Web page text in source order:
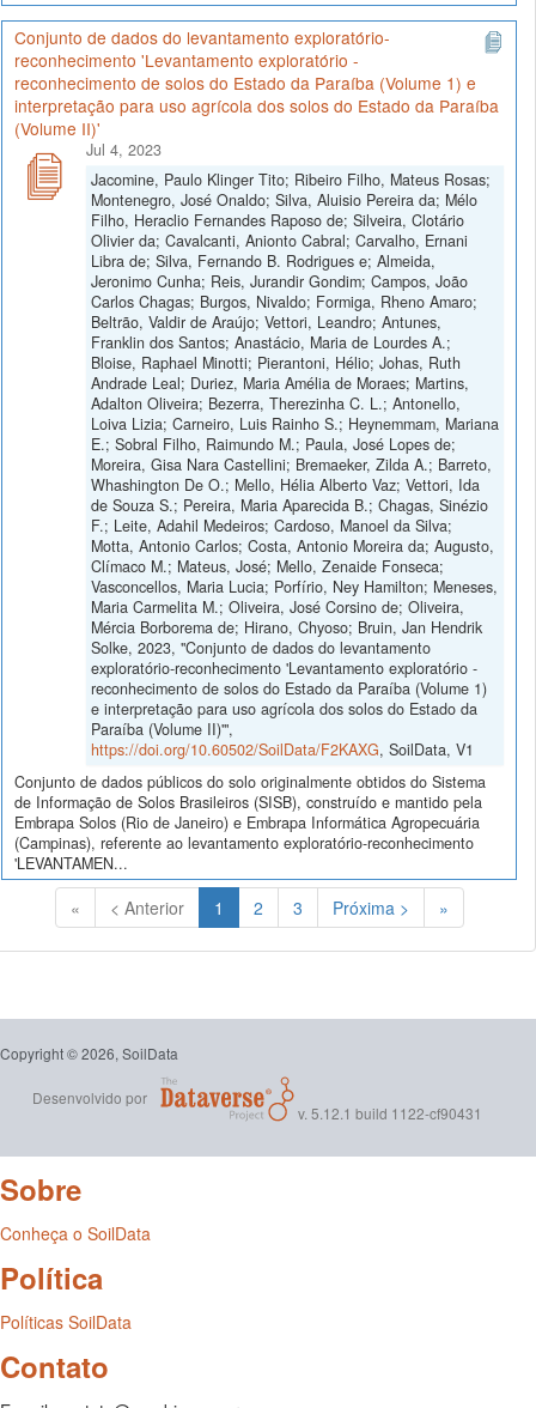
Conjunto de dados do levantamento exploratório-
reconhecimento 'Levantamento exploratório -
reconhecimento de solos do Estado da Paraíba (Volume 1) e
interpretação para uso agrícola dos solos do Estado da Paraíba
(Volume II)'
Jul 4, 2023
Jacomine, Paulo Klinger Tito; Ribeiro Filho, Mateus Rosas;
Montenegro, José Onaldo; Silva, Aluisio Pereira da; Mélo
Filho, Heraclio Fernandes Raposo de; Silveira, Clotário
Olivier da; Cavalcanti, Anionto Cabral; Carvalho, Ernani
Libra de; Silva, Fernando B. Rodrigues e; Almeida,
Jeronimo Cunha; Reis, Jurandir Gondim; Campos, João
Carlos Chagas; Burgos, Nivaldo; Formiga, Rheno Amaro;
Beltrão, Valdir de Araújo; Vettori, Leandro; Antunes,
Franklin dos Santos; Anastácio, Maria de Lourdes A.;
Bloise, Raphael Minotti; Pierantoni, Hélio; Johas, Ruth
Andrade Leal; Duriez, Maria Amélia de Moraes; Martins,
Adalton Oliveira; Bezerra, Therezinha C. L.; Antonello,
Loiva Lizia; Carneiro, Luis Rainho S.; Heynemmam, Mariana
E.; Sobral Filho, Raimundo M.; Paula, José Lopes de;
Moreira, Gisa Nara Castellini; Bremaeker, Zilda A.; Barreto,
Whashington De O.; Mello, Hélia Alberto Vaz; Vettori, Ida
de Souza S.; Pereira, Maria Aparecida B.; Chagas, Sinézio
F.; Leite, Adahil Medeiros; Cardoso, Manoel da Silva;
Motta, Antonio Carlos; Costa, Antonio Moreira da; Augusto,
Clímaco M.; Mateus, José; Mello, Zenaide Fonseca;
Vasconcellos, Maria Lucia; Porfírio, Ney Hamilton; Meneses,
Maria Carmelita M.; Oliveira, José Corsino de; Oliveira,
Mércia Borborema de; Hirano, Chyoso; Bruin, Jan Hendrik
Solke, 2023, "Conjunto de dados do levantamento
exploratório-reconhecimento 'Levantamento exploratório -
reconhecimento de solos do Estado da Paraíba (Volume 1)
e interpretação para uso agrícola dos solos do Estado da
Paraíba (Volume II)'",
https://doi.org/10.60502/SoilData/F2KAXG, SoilData, V1
Conjunto de dados públicos do solo originalmente obtidos do Sistema
de Informação de Solos Brasileiros (SISB), construído e mantido pela
Embrapa Solos (Rio de Janeiro) e Embrapa Informática Agropecuária
(Campinas), referente ao levantamento exploratório-reconhecimento
'LEVANTAMEN...
« < Anterior 1 (Atual)
2 3 Próxima > »
Copyright © 2026, SoilData
Desenvolvido por
v. 5.12.1 build 1122-cf90431
Sobre
Conheça o SoilData
Política
Políticas SoilData
Contato